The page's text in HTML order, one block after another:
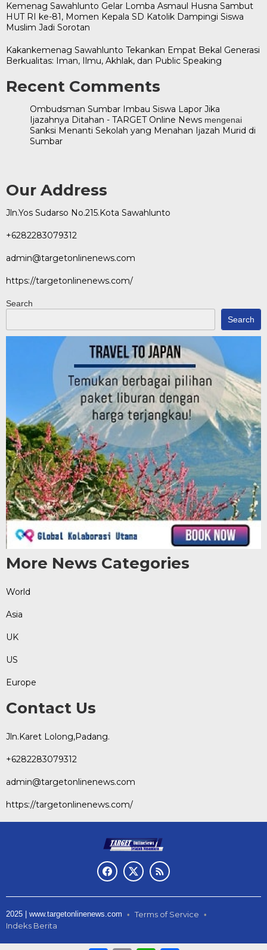
Kemenag Sawahlunto Gelar Lomba Asmaul Husna Sambut
HUT RI ke-81, Momen Kepala SD Katolik Dampingi Siswa
Muslim Jadi Sorotan
Kakankemenag Sawahlunto Tekankan Empat Bekal Generasi
Berkualitas: Iman, Ilmu, Akhlak, dan Public Speaking
Recent Comments
Ombudsman Sumbar Imbau Siswa Lapor Jika
Ijazahnya Ditahan - TARGET Online News mengenai
Sanksi Menanti Sekolah yang Menahan Ijazah Murid di
Sumbar
Our Address
Jln.Yos Sudarso No.215.Kota Sawahlunto
+6282283079312
admin@targetonlinenews.com
https://targetonlinenews.com/
Search
Search
More News Categories
World
Asia
UK
US
Europe
Contact Us
Jln.Karet Lolong,Padang.
+6282283079312
admin@targetonlinenews.com
https://targetonlinenews.com/
2025 | www.targetonlinenews.com
Terms of Service
Indeks Berita